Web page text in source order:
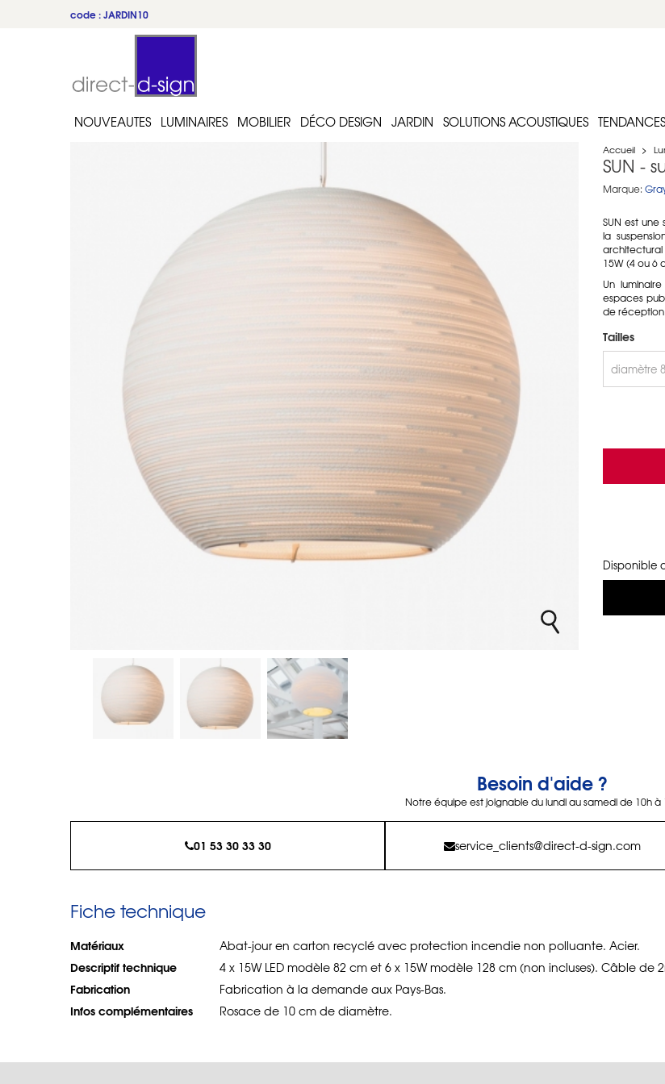
code : JARDIN10
NOUVEAUTES LUMINAIRES MOBILIER DÉCO DESIGN JARDIN SOLUTIONS ACOUSTIQUES TENDANCES
Accueil >
SUN -
Marque:
SUN est
la
architectural
15W (4 ou 6
Un
espaces
de
Tailles
Disponible
Besoin d'aide ?
Notre équipe est joignable du lundi au samedi de 10h à
01 53 30 33 30 service_clients@direct-d-sign.com
Fiche technique
Matériaux Abat-jour en carton recyclé avec protection incendie non polluante. Acier.
Descriptif technique 4 x 15W LED modèle 82 cm et 6 x 15W modèle 128 cm (non incluses). Câble de
Fabrication Fabrication à la demande aux Pays-Bas.
Infos complémentaires Rosace de 10 cm de diamètre.